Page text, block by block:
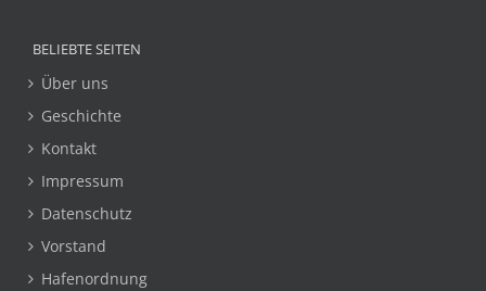
BELIEBTE SEITEN
Über uns
Geschichte
Kontakt
Impressum
Datenschutz
Vorstand
Hafenordnung